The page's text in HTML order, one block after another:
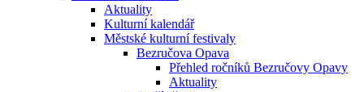
Aktuality
Kulturní kalendář
Městské kulturní festivaly
Bezručova Opava
Přehled ročníků Bezručovy Opavy
Aktuality